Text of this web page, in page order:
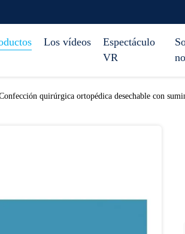
Los vídeos
Espectáculo
VR
quirúrgica ortopédica desechable con